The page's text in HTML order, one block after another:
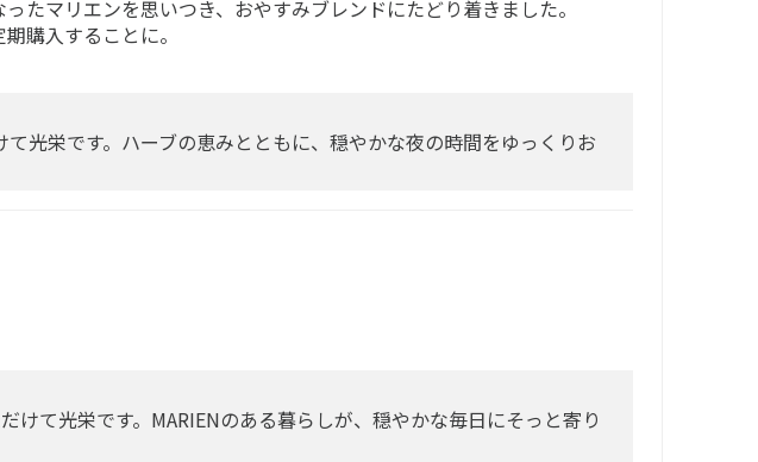
たマリエンを思いつき、おやすみブレンドにたどり着きました。
購入することに。
光栄です。ハーブの恵みとともに、穏やかな夜の時間をゆっくりお
て光栄です。MARIENのある暮らしが、穏やかな毎日にそっと寄り